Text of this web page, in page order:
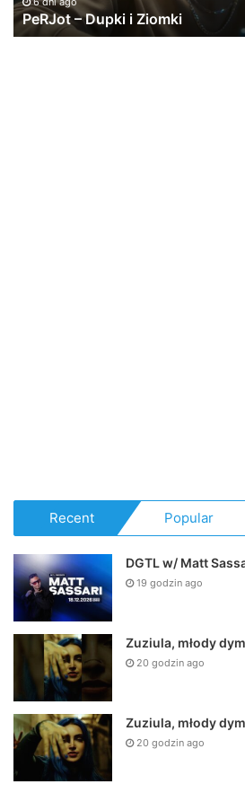
PeRJot – Dupki i Ziomki
Recent Popular
DGTL w/ Matt
19 godzin ago
Zuziula, młody
20 godzin ago
Zuziula, młody
20 godzin ago